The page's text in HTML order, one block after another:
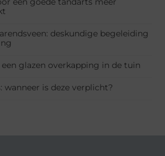
deskundige begeleiding
glazen overkapping in de tuin
wanneer is deze verplicht?